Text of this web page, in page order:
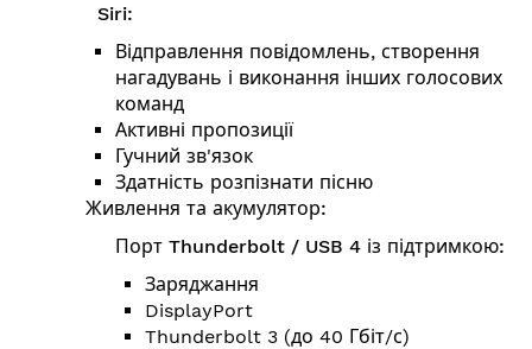
Siri:
Відправлення повідомлень, створення
нагадувань і виконання інших голосових
команд
Активні пропозиції
Гучний зв'язок
Здатність розпізнати пісню
Живлення та акумулятор:
Порт Thunderbolt / USB 4 із підтримкою:
Заряджання
DisplayPort
Thunderbolt 3 (до 40 Гбіт/с)